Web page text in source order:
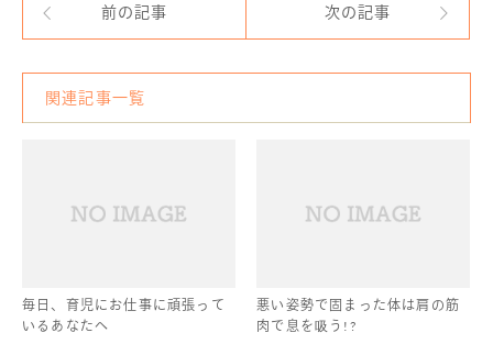
前の記事 次の記事
関連記事一覧
毎日、育児にお仕事に頑張って
いるあなたへ
悪い姿勢で固まった体は肩の筋
肉で息を吸う!?